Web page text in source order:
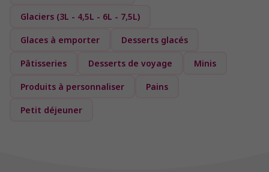
Glaciers (3L - 4,5L - 6L - 7,5L)
Glaces à emporter Desserts glacés
Pâtisseries Desserts de voyage Minis
Produits à personnaliser Pains
Petit déjeuner